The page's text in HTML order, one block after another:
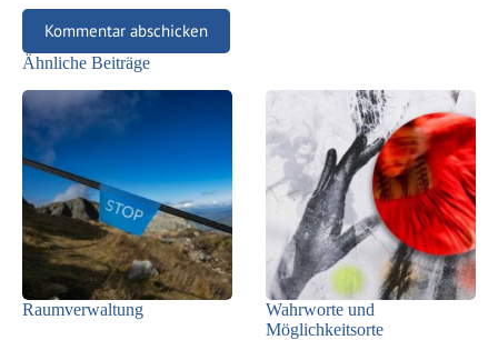
Kommentar abschicken
Ähnliche Beiträge
Raumverwaltung
Wahrworte und
Möglichkeitsorte